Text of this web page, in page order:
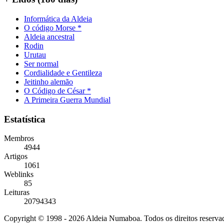
Informática da Aldeia
O código Morse *
Aldeia ancestral
Rodin
Urutau
Ser normal
Cordialidade e Gentileza
Jeitinho alemão
O Código de César *
A Primeira Guerra Mundial
Estatística
Membros
4944
Artigos
1061
Weblinks
85
Leituras
20794343
Copyright © 1998 - 2026 Aldeia Numaboa. Todos os direitos